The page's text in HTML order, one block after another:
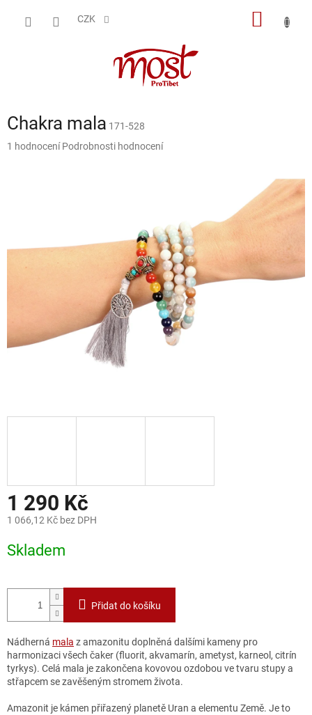
CZK
Chakra mala 171-528
Průměrné
1 hodnocení Podrobnosti hodnocení
1 290 Kč
1 066,12 Kč bez DPH
cena:
Skladem
Přidat do košíku
Nádherná mala z amazonitu doplněná dalšími kameny pro
harmonizaci všech čaker (fluorit, akvamarín, ametyst, karneol, citrín
tyrkys). Celá mala je zakončena kovovou ozdobou ve tvaru stupy a
střapcem se zavěšeným stromem života.
Amazonit je kámen přiřazený planetě Uran a elementu Země. Je to